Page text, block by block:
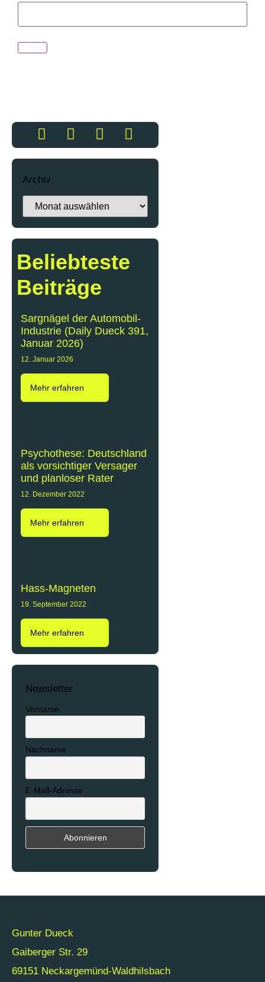
Archiv
Beliebteste
Beiträge
Sargnägel der Automobil-
Industrie (Daily Dueck 391,
Januar 2026)
12. Januar 2026
Mehr erfahren
Psychothese: Deutschland
als vorsichtiger Versager
und planloser Rater
12. Dezember 2022
Mehr erfahren
Hass-Magneten
19. September 2022
Mehr erfahren
Newsletter
Vorname
Nachname
E-Mail-Adresse
Gunter Dueck
Gaiberger Str. 29
69151 Neckargemünd-Waldhilsbach